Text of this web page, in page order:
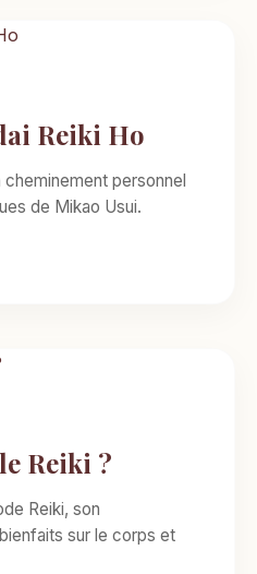
Reiki Ho
personnel
de Mikao Usui.
Reiki ?
Reiki, son
sur le corps et